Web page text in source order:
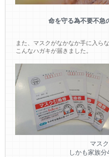
命を守る為不要不急
また、マスクがなかなか手に入ら
こんなハガキが届きました。
マス
しかも家族分